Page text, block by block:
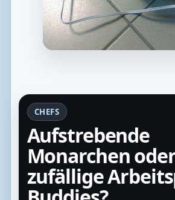
CHEFS
Aufstrebende
Monarchen
zufällige